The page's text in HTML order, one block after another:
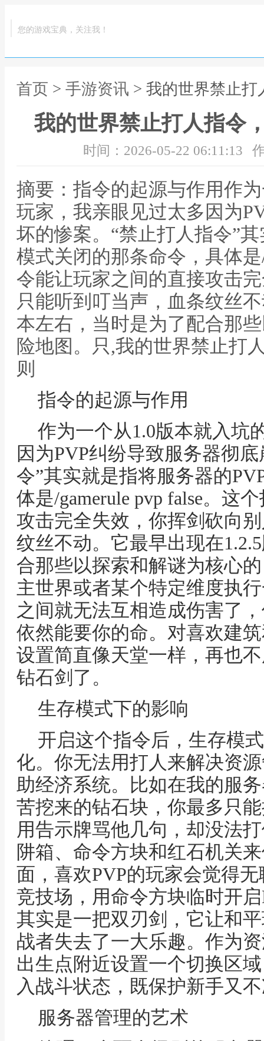
您的游戏宝典，关注我！
首页 > 手游资讯 > 我的世界禁止
我的世界禁止打人指令
时间：2026-05-22 06:11:13
摘要：指令的起源与作用作
玩家，我亲眼见过太多因为
坏的惨案。“禁止打人指令”
模式关闭的那条命令，具体是
令能让玩家之间的直接攻击
只能听到叮当声，血条纹丝
本左右，当时是为了配合那
险地图。只,我的世界禁止打
则
指令的起源与作用
作为一个从1.0版本就入坑
因为PVP纠纷导致服务器彻
令”其实就是指将服务器的
体是/gamerule pvp false。这
攻击完全失效，你挥剑砍向
纹丝不动。它最早出现在
合那些以探索和解谜为核心
主世界或者某个特定维度执
之间就无法互相造成伤害了
依然能要你的命。对喜欢建
设置简直像天堂一样，再也
钻石剑了。
生存模式下的影响
开启这个指令后，生存模
化。你无法用打人来解决资
助经济系统。比如在我的服
苦挖来的钻石块，你最多只
用告示牌骂他几句，却没法
阱箱、命令方块和红石机关
面，喜欢PVP的玩家会觉得
竞技场，用命令方块临时开
其实是一把双刃剑，它让和
战者失去了一大乐趣。作为
出生点附近设置一个切换区
入战斗状态，既保护新手又
服务器管理的艺术